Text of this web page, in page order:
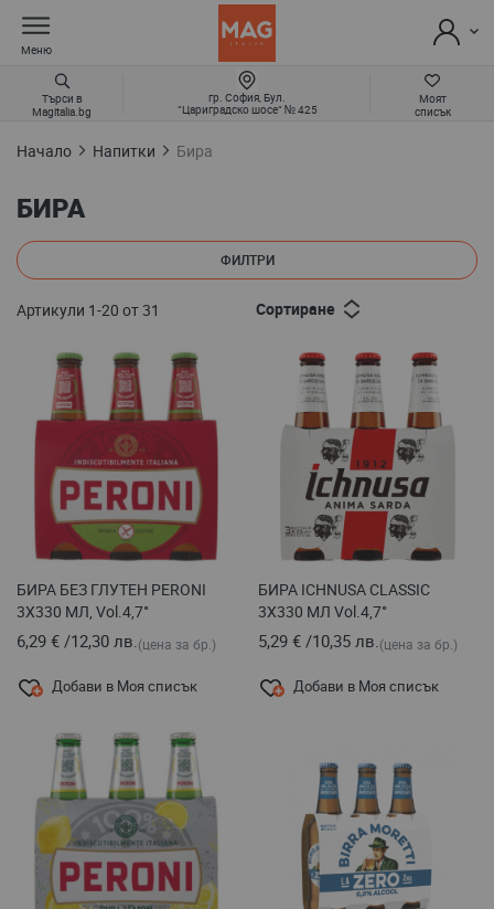
Меню
Търси в
Magitalia.bg
Моят
списък
гр. София, Бул.
“Цариградско шосе“ № 425
Начало Напитки Бира
БИРА
ФИЛТРИ
Артикули 1-20 от31 Сортиране
БИРА БЕЗ ГЛУТЕН PERONI
3X330 МЛ, Vol.4,7°
6,29 € /12,30 лв.(цена за бр.)
Добави в Моя списък
БИРА ICHNUSA CLASSIC
3X330 МЛ Vol.4,7°
5,29 € /10,35 лв.(цена за бр.)
Добави в Моя списък